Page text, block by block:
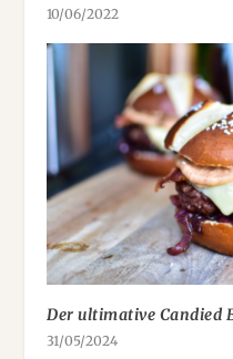
10/06/2022
Der ultimative Candied
31/05/2024